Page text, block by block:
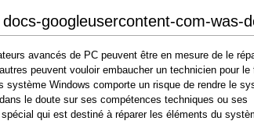
googleusercontent-com-was-
avancés de PC peuvent être en mesure de le
peuvent vouloir embaucher un technicien pour le
Windows comporte un risque de rendre le
le doute sur ses compétences techniques ou ses
qui est destiné à réparer les éléments du